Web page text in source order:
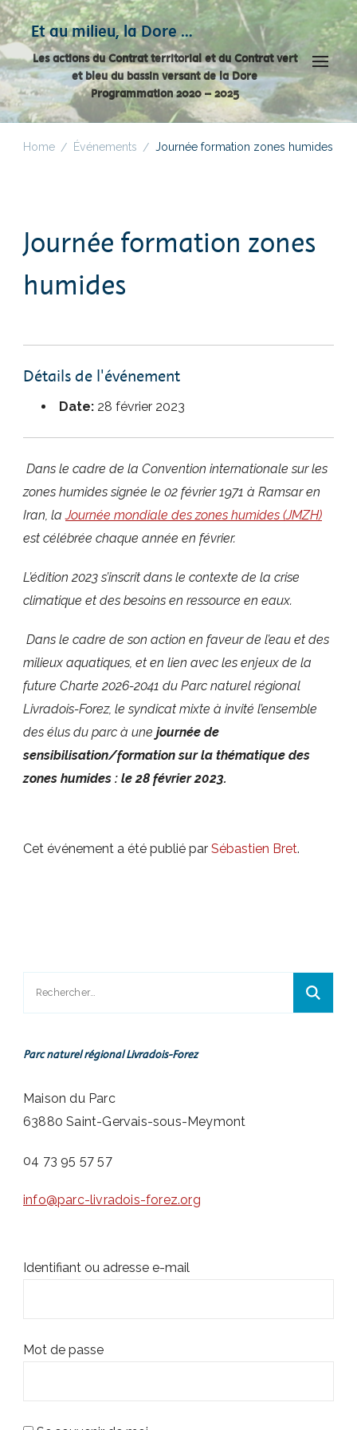
Et au milieu, la Dore …
Les actions du Contrat territorial et du Contrat vert
et bleu du bassin versant de la Dore
Programmation 2020 – 2025
Home / Événements / Journée formation zones humides
Journée formation zones
humides
Détails de l'événement
Date: 28 février 2023
Dans le cadre de la Convention internationale sur les
zones humides signée le 02 février 1971 à Ramsar en
Iran, laJournée mondiale des zones humides (JMZH)
est célébrée chaque année en février.
L’édition 2023 s’inscrit dans le contexte de la crise
climatique et des besoins en ressource en eaux.
Dans le cadre de son action en faveur de l’eau et des
milieux aquatiques, et en lien avec les enjeux de la
future Charte 2026-2041 du Parc naturel régional
Livradois-Forez, le syndicat mixte à invité l’ensemble
des élus du parc à une journée de
sensibilisation/formation sur la thématique des
zones humides : le 28 février 2023.
Cet événement a été publié par Sébastien Bret.
Parc naturel régional Livradois-Forez
Maison du Parc
63880 Saint-Gervais-sous-Meymont
04 73 95 57 57
info@parc-livradois-forez.org
Identifiant ou adresse e-mail
Mot de passe
Panneau de gestion des cookies